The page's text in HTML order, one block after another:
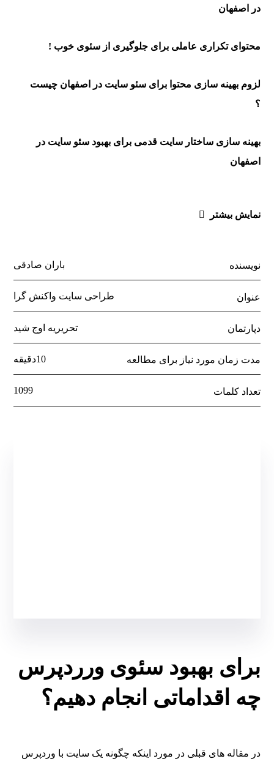
در اصفهان
محتوای تکراری عاملی برای جلوگیری از سئوی خوب !
لزوم بهینه سازی محتوا برای سئو سایت در اصفهان چیست
؟
بهینه سازی ساختار سایت قدمی برای بهبود سئو سایت در
اصفهان
نمایش بیشتر
نویسنده باران صادقی
عنوان طراحی سایت واکنش گرا
دپارتمان تحریریه اوج شید
مدت زمان مورد نیاز برای مطالعه 10دقیقه
تعداد کلمات 1099
برای بهبود سئوی ورردپرس
چه اقداماتی انجام دهیم؟
در مقاله های قبلی در مورد اینکه چگونه یک سایت با وردپرس